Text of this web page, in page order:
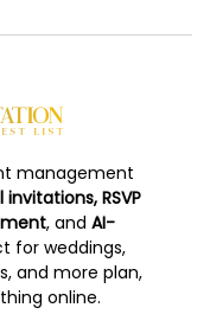
management
RSVP
, and AI-
for weddings,
and more plan,
online.